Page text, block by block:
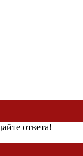
ответа!